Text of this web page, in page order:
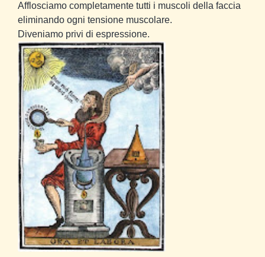
Afflosciamo completamente tutti i muscoli della faccia
eliminando ogni tensione muscolare.
Diveniamo privi di espressione.